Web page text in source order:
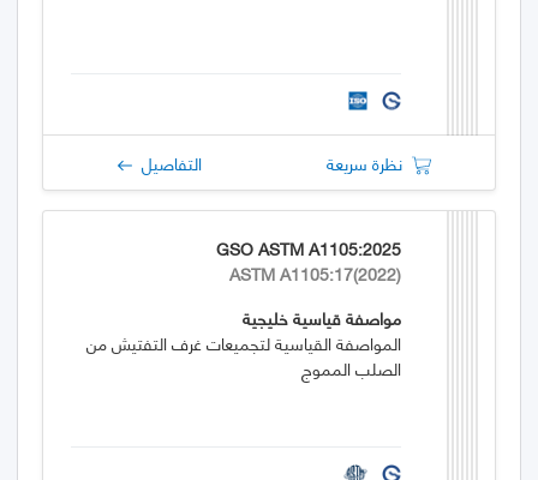
نظرة سريعة التفاصيل
GSO ASTM A1105:2025
ASTM A1105:17(2022)
مواصفة قياسية خليجية
المواصفة القياسية لتجميعات غرف التفتيش من
الصلب المموج